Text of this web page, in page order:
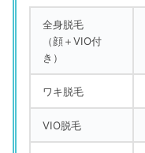
全身脱毛
（顔＋VIO付
き）
ワキ脱毛
VIO脱毛